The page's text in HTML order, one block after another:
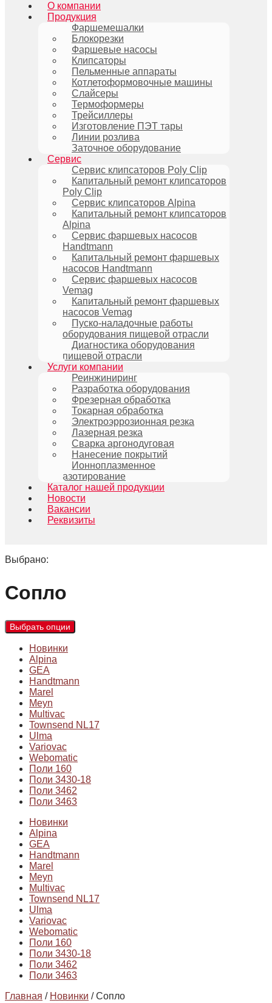
О компании
Продукция
Фаршемешалки
Блокорезки
Фаршевые насосы
Клипсаторы
Пельменные аппараты
Котлетоформовочные машины
Слайсеры
Термоформеры
Трейсиллеры
Изготовление ПЭТ тары
Линии розлива
Заточное оборудование
Сервис
Сервис клипсаторов Poly Clip
Капитальный ремонт клипсаторов
Poly Clip
Сервис клипсаторов Alpina
Капитальный ремонт клипсаторов
Alpina
Сервис фаршевых насосов
Handtmann
Капитальный ремонт фаршевых
насосов Handtmann
Сервис фаршевых насосов
Vemag
Капитальный ремонт фаршевых
насосов Vemag
Пуско-наладочные работы
оборудования пищевой отрасли
Диагностика оборудования
пищевой отрасли
Услуги компании
Реинжиниринг
Разработка оборудования
Фрезерная обработка
Токарная обработка
Электроэррозионная резка
Лазерная резка
Сварка аргонодуговая
Нанесение покрытий
Ионноплазменное
азотирование
Каталог нашей продукции
Новости
Вакансии
Реквизиты
Выбрано:
Сопло
Выбрать опции
Новинки
Alpina
GEA
Handtmann
Marel
Meyn
Multivac
Townsend NL17
Ulma
Variovac
Webomatic
Поли 160
Поли 3430-18
Поли 3462
Поли 3463
Новинки
Alpina
GEA
Handtmann
Marel
Meyn
Multivac
Townsend NL17
Ulma
Variovac
Webomatic
Поли 160
Поли 3430-18
Поли 3462
Поли 3463
Главная / Новинки / Сопло